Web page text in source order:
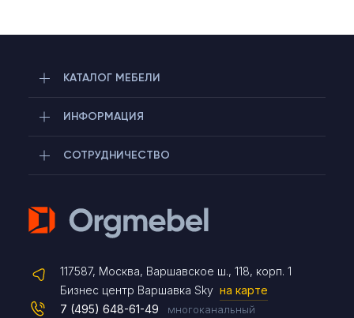
КАТАЛОГ МЕБЕЛИ
ИНФОРМАЦИЯ
СОТРУДНИЧЕСТВО
117587, Москва, Варшавское ш., 118, корп. 1
Бизнес центр Варшавка Sky на карте
7 (495) 648-61-49
многоканальный
Telegram
Max